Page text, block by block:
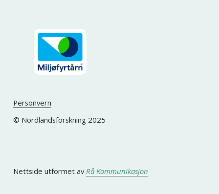
Personvern
© Nordlandsforskning 2025
Nettside utformet av Rå Kommunikasjon